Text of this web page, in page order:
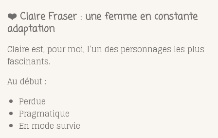
❤️ Claire Fraser : une femme en constante
adaptation
Claire est, pour moi, l’un des personnages les plus
fascinants.
Au début :
Perdue
Pragmatique
En mode survie